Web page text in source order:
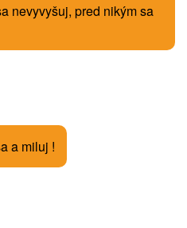
nevyvyšuj, pred nikým sa
a miluj !